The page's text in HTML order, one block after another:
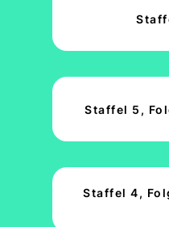
Staffel 5,
Staffel 4,